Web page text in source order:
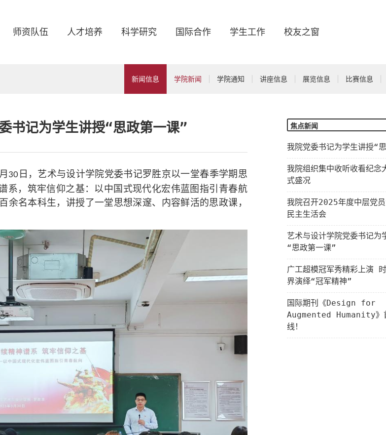
师资队伍 人才培养 科学研究 国际合作 学生工作 校友之窗
新闻信息 学院新闻 学院通知 讲座信息 展览信息 比赛信息
书记为学生讲授“思政第一课”
月 30 日，艺术与设计学院党委书记罗胜京以一堂春季学期思
系，筑牢信仰之基：以中国式现代化宏伟蓝图指引青春航
余名本科生， 讲授了一堂思想深邃、内容鲜活的思政课，
焦点新闻
我院党委书记为学生讲授“
我院组织集中收听收看纪念
式盛况
我院召开2025年度中层党
民主生活会
艺术与设计学院党委书记为
“思政第一课”
广工超模冠军秀精彩上演
界演绎“冠军精神”
国际期刊《Design for
Augmented Humanity》
线！